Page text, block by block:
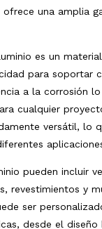
una amplia
es un
para soportar
a la corrosión
cualquier
versátil, lo
pueden incluir
revestimientos y
ser
desde el